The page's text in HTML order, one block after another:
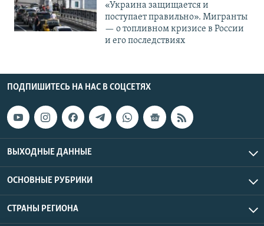
«Украина защищается и
поступает правильно». Мигранты
— о топливном кризисе в России
и его последствиях
ПОДПИШИТЕСЬ НА НАС В СОЦСЕТЯХ
ВЫХОДНЫЕ ДАННЫЕ
ОСНОВНЫЕ РУБРИКИ
СТРАНЫ РЕГИОНА